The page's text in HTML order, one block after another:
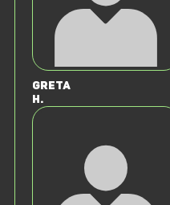
Greta
H.